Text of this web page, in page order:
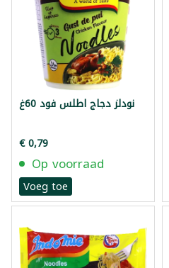
نودلز دجاج اطلس فود 60غ
€ 0,79
Op voorraad
Voeg toe